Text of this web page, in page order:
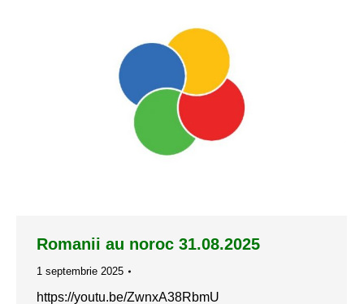
Romanii au noroc 31.08.2025
1 septembrie 2025
https://youtu.be/ZwnxA38RbmU